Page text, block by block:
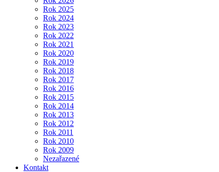
Rok 2025
Rok 2024
Rok 2023
Rok 2022
Rok 2021
Rok 2020
Rok 2019
Rok 2018
Rok 2017
Rok 2016
Rok 2015
Rok 2014
Rok 2013
Rok 2012
Rok 2011
Rok 2010
Rok 2009
Nezařazené
Kontakt